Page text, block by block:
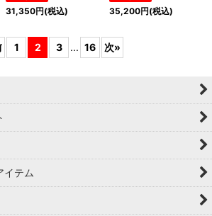
31,350円(税込) 35,200円(税込)
1 2 3 ... 16 次»
イテム